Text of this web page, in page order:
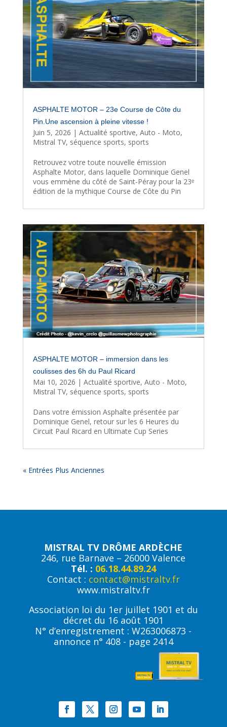
ASPHALTE MOTOR – 23e Course de Côte du
Pin.Une ascension à pleine vitesse !
Juin 5, 2026 | Actualité sportive, Auto - Moto,
Mistral TV, séquence sports, sports
Retrouvez votre toute nouvelle émission
Asphalte Motor, dans laquelle Dominique Genel
vous emmène du côté de Saint-Péray pour la 23ᵉ
édition de la mythique Course de Côte du Pin
ASPHALTE MOTOR – immersion dans les
coulisses des 6h du Paul Ricard
Mai 10, 2026 | Actualité sportive, Auto - Moto,
Mistral TV, séquence sports, sports
Dans votre émission Asphalte présentée par
Dominique Genel, retour sur les 6 Heures du
Circuit Paul Ricard en Ultimate Cup Series
« Entrées Plus Anciennes
MISTRAL TV DRÔME ARDÈCHE
246, rue Barnave – 26000 Valence
Tél. : 06.18.44.89.24
Contact : contact@mistraltv.fr
www.mistraltv.fr
Association loi du 1er juillet 1901 et du
décret du 16 août 1901
N° d’enregistrement : W263006873 -
annonce n° 408 - page 2414